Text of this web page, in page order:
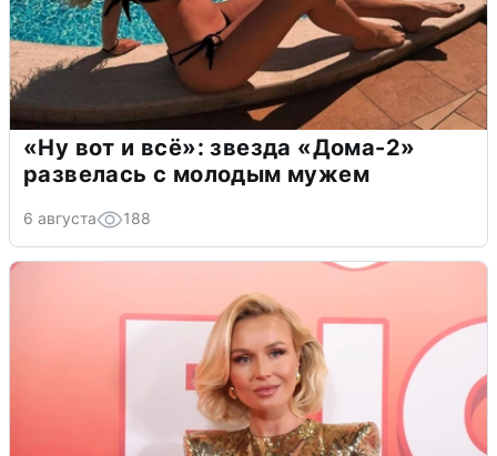
«Ну вот и всё»: звезда «Дома-2»
развелась с молодым мужем
6 августа 188